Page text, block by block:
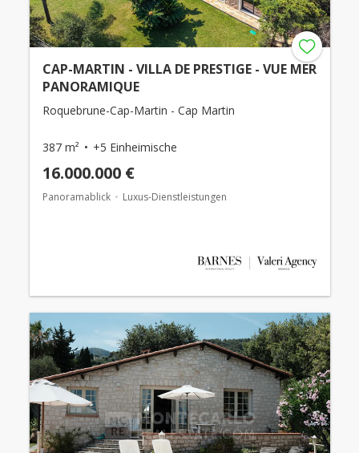
CAP-MARTIN - VILLA DE PRESTIGE - VUE MER
PANORAMIQUE
Roquebrune-Cap-Martin - Cap Martin
387 m² +5 Einheimische
16.000.000 €
Panoramablick Luxus-Dienstleistungen